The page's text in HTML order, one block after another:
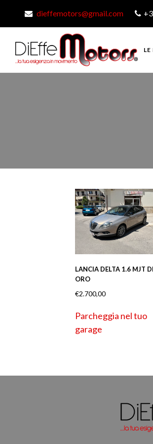
dieffemotors@gmail.com
LANCIA DELTA 1.6 MJT
ORO
€2.700,00
Parcheggia nel tuo
garage